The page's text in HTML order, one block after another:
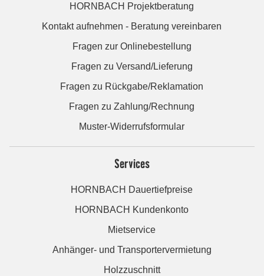
HORNBACH Projektberatung
Kontakt aufnehmen - Beratung vereinbaren
Fragen zur Onlinebestellung
Fragen zu Versand/Lieferung
Fragen zu Rückgabe/Reklamation
Fragen zu Zahlung/Rechnung
Muster-Widerrufsformular
Services
HORNBACH Dauertiefpreise
HORNBACH Kundenkonto
Mietservice
Anhänger- und Transportervermietung
Holzzuschnitt